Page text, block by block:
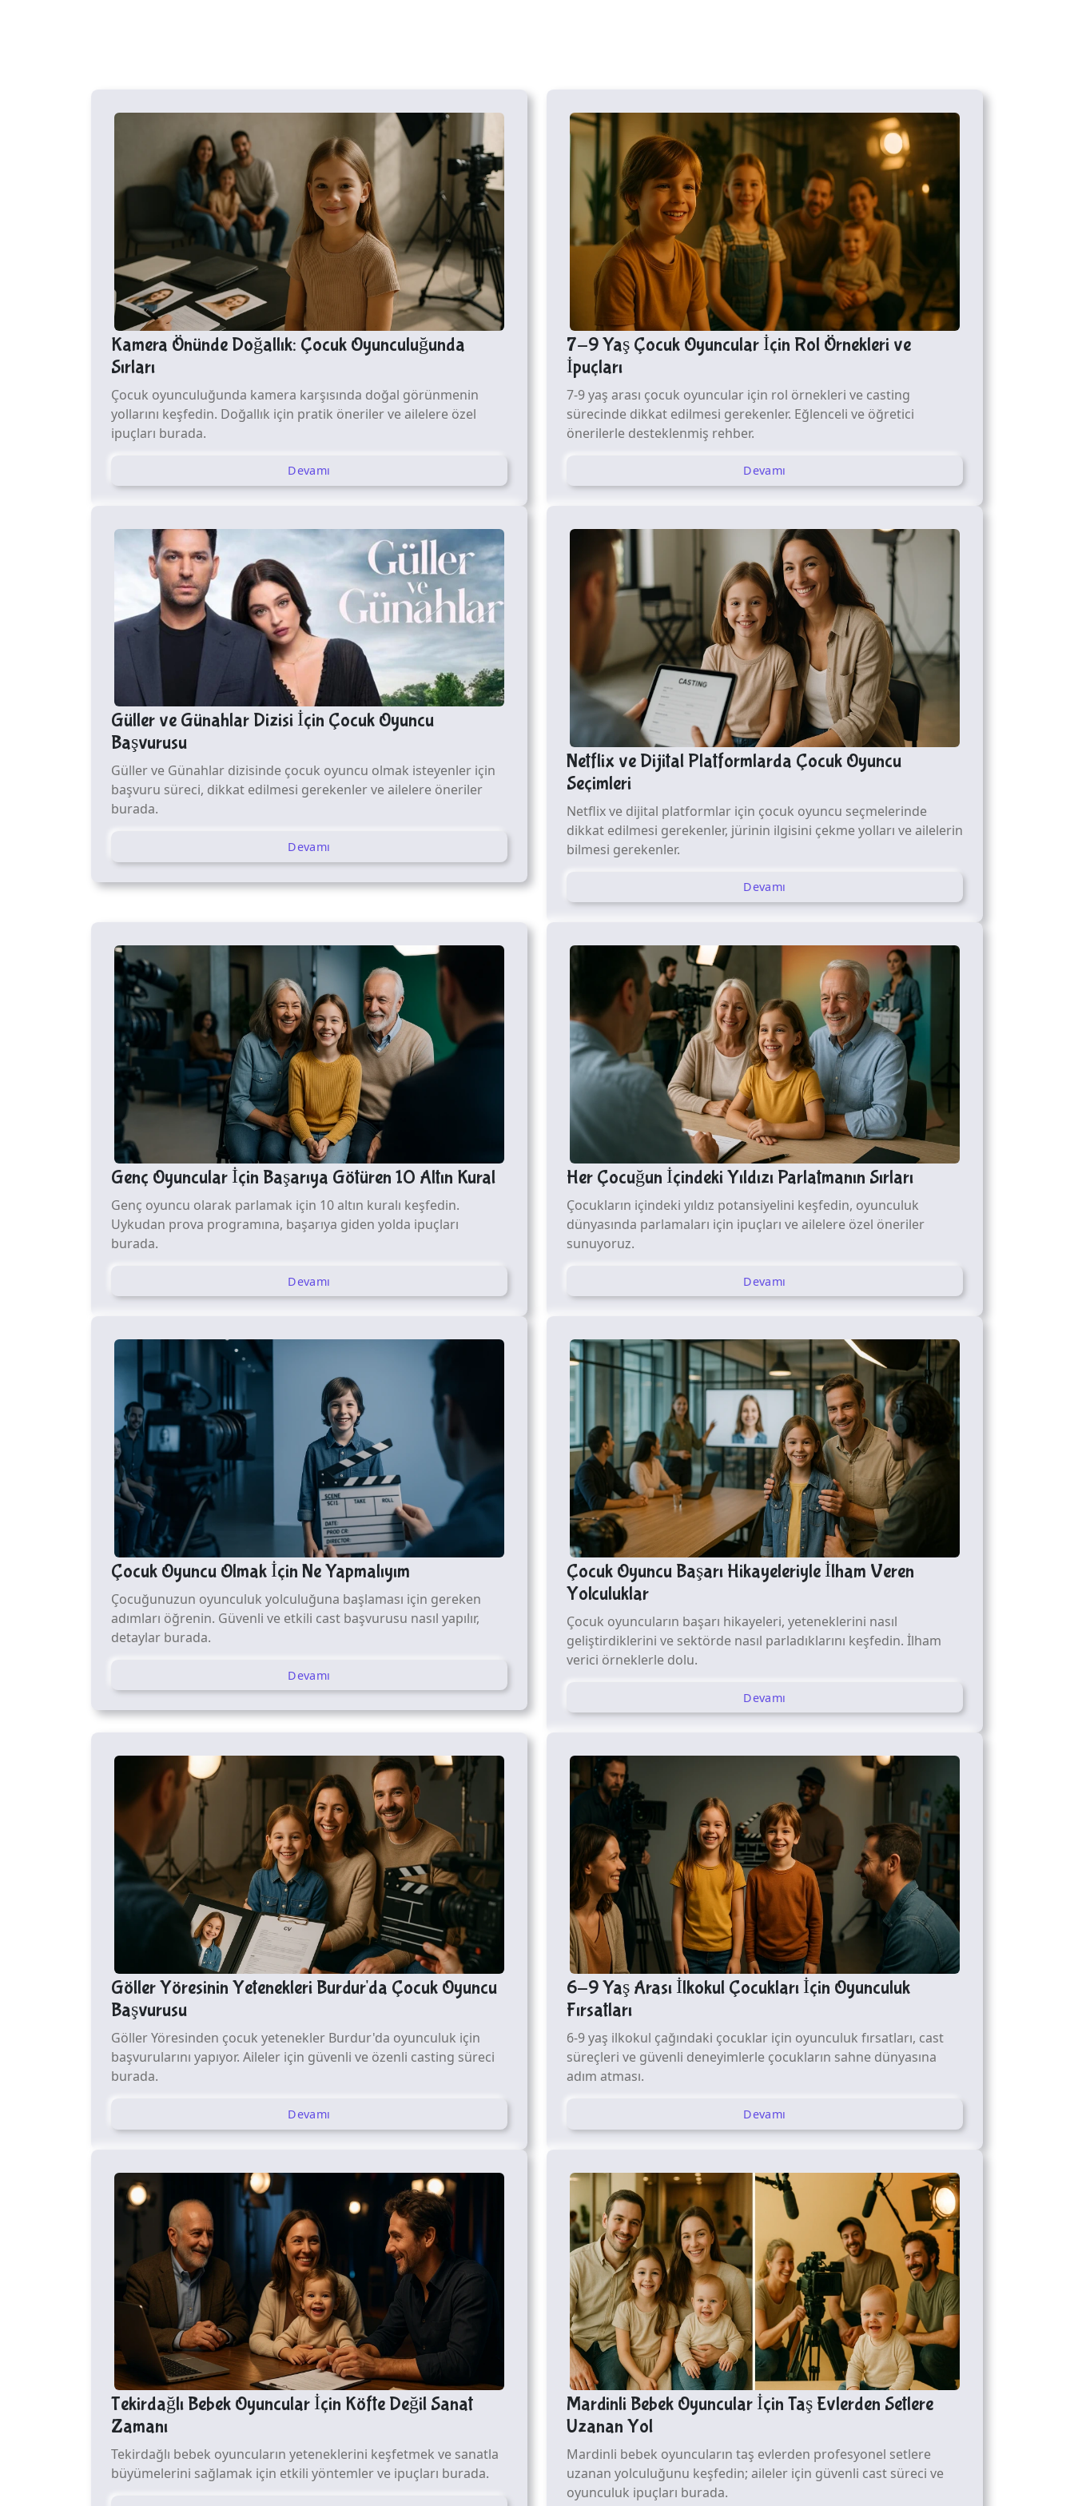
Kamera Önünde Doğallık: Çocuk Oyunculuğunda
Sırları
Çocuk oyunculuğunda kamera karşısında doğal görünmenin
yollarını keşfedin. Doğallık için pratik öneriler ve ailelere özel
ipuçları burada.
Devamı
7-9 Yaş Çocuk Oyuncular İçin Rol Örnekleri ve
İpuçları
7-9 yaş arası çocuk oyuncular için rol örnekleri ve casting
sürecinde dikkat edilmesi gerekenler. Eğlenceli ve öğretici
önerilerle desteklenmiş rehber.
Devamı
Güller ve Günahlar Dizisi İçin Çocuk Oyuncu
Başvurusu
Güller ve Günahlar dizisinde çocuk oyuncu olmak isteyenler için
başvuru süreci, dikkat edilmesi gerekenler ve ailelere öneriler
burada.
Devamı
Netflix ve Dijital Platformlarda Çocuk Oyuncu
Seçimleri
Netflix ve dijital platformlar için çocuk oyuncu seçmelerinde
dikkat edilmesi gerekenler, jürinin ilgisini çekme yolları ve ailelerin
bilmesi gerekenler.
Devamı
Genç Oyuncular İçin Başarıya Götüren 10 Altın Kural
Genç oyuncu olarak parlamak için 10 altın kuralı keşfedin.
Uykudan prova programına, başarıya giden yolda ipuçları
burada.
Devamı
Her Çocuğun İçindeki Yıldızı Parlatmanın Sırları
Çocukların içindeki yıldız potansiyelini keşfedin, oyunculuk
dünyasında parlamaları için ipuçları ve ailelere özel öneriler
sunuyoruz.
Devamı
Çocuk Oyuncu Olmak İçin Ne Yapmalıyım
Çocuğunuzun oyunculuk yolculuğuna başlaması için gereken
adımları öğrenin. Güvenli ve etkili cast başvurusu nasıl yapılır,
detaylar burada.
Devamı
Çocuk Oyuncu Başarı Hikayeleriyle İlham Veren
Yolculuklar
Çocuk oyuncuların başarı hikayeleri, yeteneklerini nasıl
geliştirdiklerini ve sektörde nasıl parladıklarını keşfedin. İlham
verici örneklerle dolu.
Devamı
Göller Yöresinin Yetenekleri Burdur'da Çocuk Oyuncu
Başvurusu
Göller Yöresinden çocuk yetenekler Burdur'da oyunculuk için
başvurularını yapıyor. Aileler için güvenli ve özenli casting süreci
burada.
Devamı
6-9 Yaş Arası İlkokul Çocukları İçin Oyunculuk
Fırsatları
6-9 yaş ilkokul çağındaki çocuklar için oyunculuk fırsatları, cast
süreçleri ve güvenli deneyimlerle çocukların sahne dünyasına
adım atması.
Devamı
Tekirdağlı Bebek Oyuncular İçin Köfte Değil Sanat
Zamanı
Tekirdağlı bebek oyuncuların yeteneklerini keşfetmek ve sanatla
büyümelerini sağlamak için etkili yöntemler ve ipuçları burada.
Mardinli Bebek Oyuncular İçin Taş Evlerden Setlere
Uzanan Yol
Mardinli bebek oyuncuların taş evlerden profesyonel setlere
uzanan yolculuğunu keşfedin; aileler için güvenli cast süreci ve
oyunculuk ipuçları burada.